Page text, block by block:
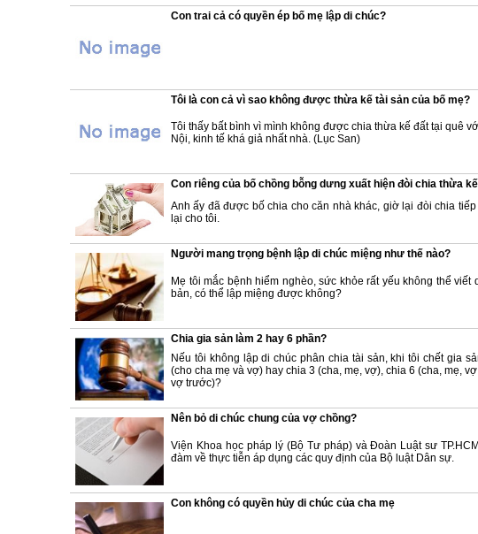
Con trai cả có quyền ép bố mẹ lập di chúc?
Tôi là con cả vì sao không được thừa kế tài sản của bố mẹ?
Tôi thấy bất bình vì mình không được chia thừa kế đất tại quê
Nội, kinh tế khá giả nhất nhà. (Lục San)
Con riêng của bố chồng bỗng dưng xuất hiện đòi chia thừa kế
Anh ấy đã được bố chia cho căn nhà khác, giờ lại đòi chia
lại cho tôi.
Người mang trọng bệnh lập di chúc miệng như thế nào?
Mẹ tôi mắc bệnh hiểm nghèo, sức khỏe rất yếu không thể viết
bản, có thể lập miệng được không?
Chia gia sản làm 2 hay 6 phần?
Nếu tôi không lập di chúc phân chia tài sản, khi tôi chết gia
(cho cha mẹ và vợ) hay chia 3 (cha, mẹ, vợ), chia 6 (cha, mẹ,
vợ trước)?
Nên bỏ di chúc chung của vợ chồng?
Viện Khoa học pháp lý (Bộ Tư pháp) và Đoàn Luật sư
đàm về thực tiễn áp dụng các quy định của Bộ luật Dân sự.
Con không có quyền hủy di chúc của cha mẹ